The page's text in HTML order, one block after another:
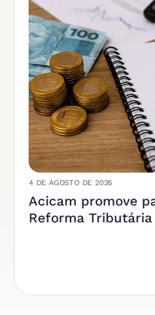
4 DE AGOSTO DE 2026
Acicam promove
Reforma Tributária